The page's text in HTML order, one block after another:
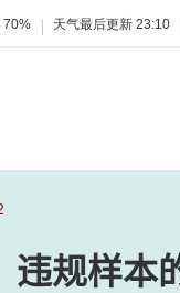
70% 天气最后更新 23:10
违规样本